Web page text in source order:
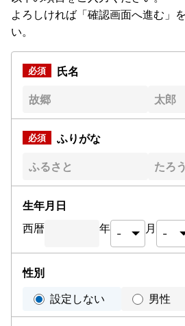
よろしければ「確認画面へ進む」
い。
氏名
ふりがな
生年月日
西暦
年 月
性別
設定しない
男性